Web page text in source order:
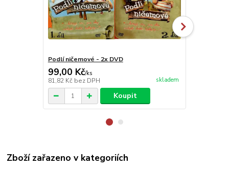
Podlí ničemové - 2x DVD
99,00 Kč/ks
81,82 Kč bez DPH skladem
Koupit
Zboží zařazeno v kategoriích